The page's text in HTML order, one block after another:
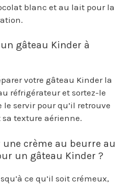
blanc et au lait pour la
gâteau Kinder à
votre gâteau Kinder la
réfrigérateur et sortez-le
servir pour qu’il retrouve
texture aérienne.
crème au beurre au
un gâteau Kinder ?
ce qu’il soit crémeux,